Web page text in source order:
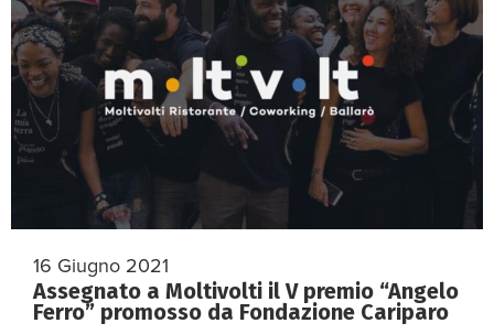
16 Giugno 2021
Assegnato a Moltivolti il V premio “Angelo
Ferro” promosso da Fondazione Cariparo